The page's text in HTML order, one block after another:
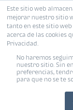
Este sitio web
mejorar nuestro sitio
tanto en este sitio web
acerca de las cookies
Privacidad.
No haremos
nuestro sitio. Sin
preferencias,
para que no se te
Calidad